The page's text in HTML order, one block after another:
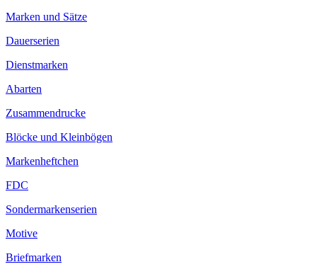
Marken und Sätze
Dauerserien
Dienstmarken
Abarten
Zusammendrucke
Blöcke und Kleinbögen
Markenheftchen
FDC
Sondermarkenserien
Motive
Briefmarken